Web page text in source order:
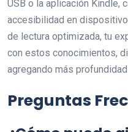
USB o la aplicación Kindle,
accesibilidad en
de lectura optimizada, tu
con estos conocimientos,
agregando más
Preguntas